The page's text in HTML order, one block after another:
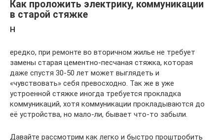
Как проложить электрику, коммуникации
в старой стяжке
Н
ередко, при ремонте во вторичном жилье не требует
замены старая цементно-песчаная стяжка, которая
даже спустя 30-50 лет может выглядеть и
«чувствовать» себя превосходно. Так же в уже
устроенной стяжке иногда требуется прокладка
коммуникаций, хотя коммуникации прокладываются до
её устройства, но мало-ли, бывает что-то забыли.
Давайте рассмотрим как легко и быстро проштробить